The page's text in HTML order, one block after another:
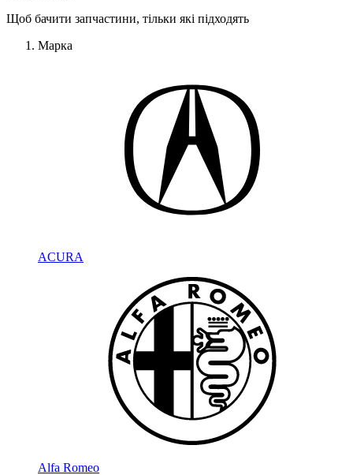
Щоб бачити запчастини, тільки які підходять
Марка
ACURA
Alfa Romeo